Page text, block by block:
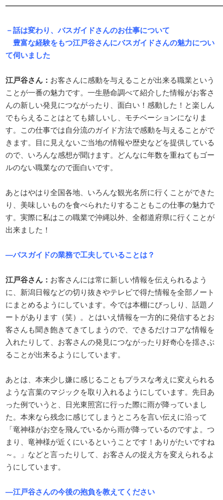
－話は変わり、バスガイドさんのお仕事について
豊富な経験をもつ江戸谷さんにバスガイドさんの魅力につい
て伺いました
江戸谷さん： お客さんに感動を与えることが出来る職業という
ことが一番の魅力です。一生懸命調べて紹介した情報がお客さ
んの新しい発見につながったり、面白い！感動した！と楽しん
でもらえることはとても嬉しいし、モチベーションになりま
す。この仕事では自分流のガイド方法で感動を与えることがで
きます。目に見えないご当地の情報や歴史などを提供している
ので、いろんな感想が聞けます。どんなに年数を重ねてもゴー
ルのない職業なので面白いです。
あとはやはり全国各地、いろんな観光名所に行くことができた
り、美味しいものを食べられたりすることもこの仕事の魅力で
す。実際に私はこの職業で沖縄以外、全都道府県に行くことが
出来ました！
―バスガイドの業務で工夫していることは？
江戸谷さん： お客さんには常に新しい情報を伝えられるよう
に、新潟日報などの切り抜きやテレビで得た情報を全部ノート
にまとめるようにしています。今では本棚にびっしり、話題ノ
ートがあります（笑）。とはいえ情報を一方的に発信するとお
客さんも聞き飽きてきてしまうので、できるだけコアな情報を
入れたりして、お客さんの発見につながったり好奇心を揺さぶ
ることが出来るようにしています。
あとは、本来少し嫌に感じることもプラスな考えに変えられる
ような言葉のマジックを取り入れるようにしています。先日あ
った例でいうと、日光東照宮に行った際に雨が降っていまし
た。本来なら残念に感じてしまうところを言い伝えに沿って
「竜神様がお空を飛んでいるから雨が降っているのですよ。つ
まり、竜神様が近くにいるということです！ありがたいですね
～。」などと言ったりして、お客さんの捉え方を変えられるよ
うにしています。
―江戸谷さんの今後の抱負を教えてください